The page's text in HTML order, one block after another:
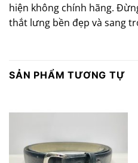
hiện không chính hãng.
thắt lưng bền đẹp và sang
SẢN PHẨM TƯƠNG TỰ